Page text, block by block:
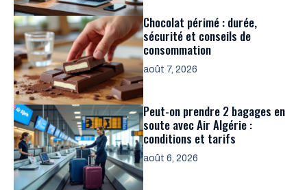
Chocolat périmé : durée,
sécurité et conseils de
consommation
août 7, 2026
Peut-on prendre 2 bagages en
soute avec Air Algérie :
conditions et tarifs
août 6, 2026